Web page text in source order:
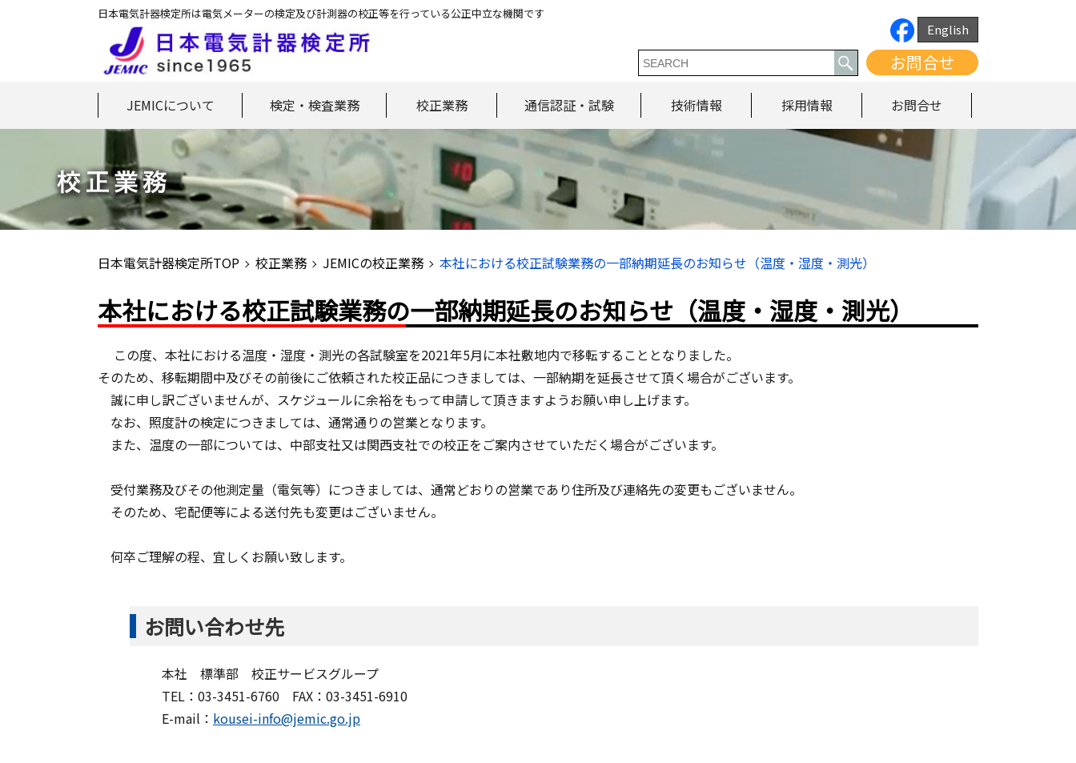
日本電気計器検定所は電気メーターの検定及び計測器の校正等を行っている公正中立な機関です
English
お問合せ
JEMICについて 検定・検査業務 校正業務 通信認証・試験 技術情報 採用情報 お問合せ
日本電気計器検定所TOP 校正業務 JEMICの校正業務 本社における校正試験業務の一部納期延長のお知らせ（温度・湿度・測光）
本社における校正試験業務の一部納期延長のお知らせ（温度・湿度・測光）
この度、本社における温度・湿度・測光の各試験室を2021年5月に本社敷地内で移転することとなりました。
そのため、移転期間中及びその前後にご依頼された校正品につきましては、一部納期を延長させて頂く場合がございます。
誠に申し訳ございませんが、スケジュールに余裕をもって申請して頂きますようお願い申し上げます。
なお、照度計の検定につきましては、通常通りの営業となります。
また、温度の一部については、中部支社又は関西支社での校正をご案内させていただく場合がございます。
受付業務及びその他測定量（電気等）につきましては、通常どおりの営業であり住所及び連絡先の変更もございません。
そのため、宅配便等による送付先も変更はございません。
何卒ご理解の程、宜しくお願い致します。
お問い合わせ先
本社 標準部 校正サービスグループ
TEL：03-3451-6760 FAX：03-3451-6910
E-mail： kousei-info@jemic.go.jp